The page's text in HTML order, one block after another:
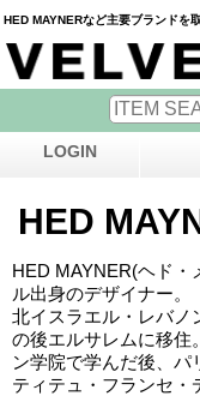
HED MAYNERなど主要ブランドを
LOGIN
HED
HED MAYNER(ヘド・
ル出身のデザイナー。
北イスラエル・レバノ
の後エルサレムに移住
ン学院で学んだ後、パ
ティテュ・フランセ・